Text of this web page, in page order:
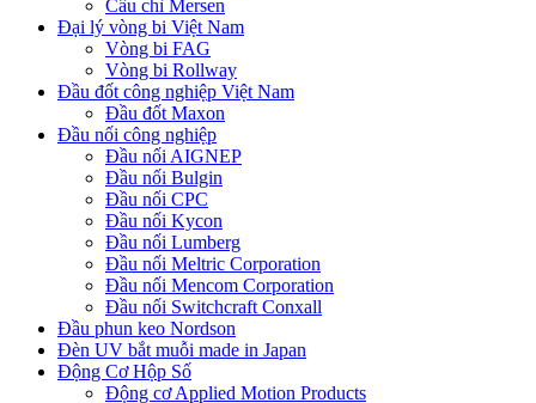
Cầu chì Mersen
Đại lý vòng bi Việt Nam
Vòng bi FAG
Vòng bi Rollway
Đầu đốt công nghiệp Việt Nam
Đầu đốt Maxon
Đầu nối công nghiệp
Đầu nối AIGNEP
Đầu nối Bulgin
Đầu nối CPC
Đầu nối Kycon
Đầu nối Lumberg
Đầu nối Meltric Corporation
Đầu nối Mencom Corporation
Đầu nối Switchcraft Conxall
Đầu phun keo Nordson
Đèn UV bắt muỗi made in Japan
Động Cơ Hộp Số
Động cơ Applied Motion Products